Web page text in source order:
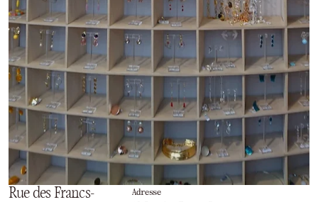
Rue des Francs-
Adresse